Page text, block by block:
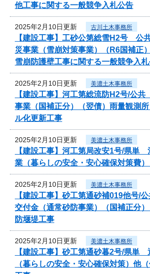
他工事に関する一般競争入札公告
2025年2月10日更新 古川土木事務所
【建設工事】工砂公第総雪H2号 公
災事業（雪崩対策事業）（R6国補正
雪崩防護壁工事に関する一般競争入
2025年2月10日更新 美濃土木事務所
【建設工事】河工第総流防H2号/公
事業（国補正分）（翌債）雨量観測
ル化更新工事
2025年2月10日更新 美濃土木事務所
【建設工事】河工第局改安1号/県単
業（暮らしの安全・安心確保対策費
2025年2月10日更新 美濃土木事務所
【建設工事】砂工第通砂補019他号/
交付金（通常砂防事業）（国補正分
防堰堤工事
2025年2月10日更新 美濃土木事務所
【建設工事】砂工第通砂暮2号/県単
（暮らしの安全・安心確保対策）他